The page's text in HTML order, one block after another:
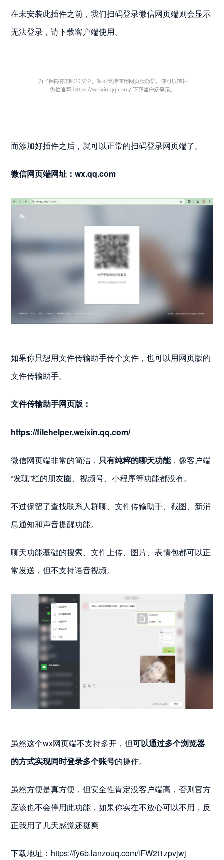
在未安装此插件之前，我们扫码登录微信网页端则会显示
无法登录，请下载客户端使用。
而添加好插件之后，就可以正常的扫码登录网页端了。
微信网页端网址：wx.qq.com
如果你只想用文件传输助手传个文件，也可以用网页版的
文件传输助手。
文件传输助手网页版：
https://filehelper.weixin.qq.com/
微信网页端非常的简洁， 只有纯粹的聊天功能，像客户端
“发现”栏的朋友圈、视频号、小程序等功能都没有。
不过保留了查找联系人群聊、文件传输助手、截图、新消
息通知和声音提醒功能。
聊天功能基础的搜索、文件上传、图片、表情包都可以正
常发送，但不支持语音视频。
虽然这个wx网页端不支持多开，但可以通过多个浏览器
的方式实现同时登录多个账号的操作。
虽然方便是真方便，但安全性肯定没客户端高，否则官方
应该也不会停用此功能，如果你实在不放心可以不用，反
正我用了几天感觉还挺爽
下载地址：https://fy6b.lanzouq.com/iFW2t1zpvjwj